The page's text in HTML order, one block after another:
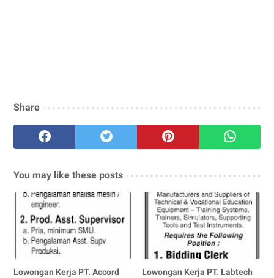
Share
You may like these posts
Lowongan Kerja PT. Accord
Lowongan Kerja PT. Labtech